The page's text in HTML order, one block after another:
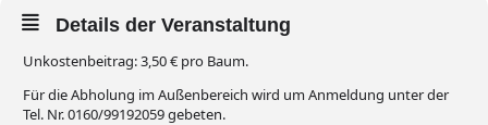
Details der Veranstaltung
Unkostenbeitrag: 3,50 € pro Baum.
Für die Abholung im Außenbereich wird um Anmeldung unter der
Tel. Nr. 0160/99192059 gebeten.